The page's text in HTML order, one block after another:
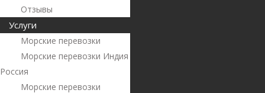
Отзывы
Услуги
Морские перевозки
Морские перевозки Индия
Россия
Морские перевозки